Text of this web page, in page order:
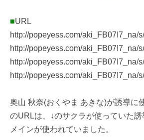
■URL
http://popeyess.com/aki_FB07I7_na/s/
http://popeyess.com/aki_FB07I7_na/
http://popeyess.com/aki_FB07I7_na/
http://popeyess.com/aki_FB07I7_na/
奥山 秋奈(おくやま あきな)が誘導に
のURLは、↓のサクラが使っていた
メインが使われていました。